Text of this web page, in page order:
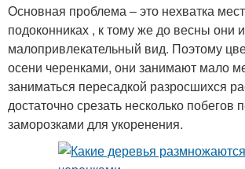
Основная проблема – это нехватка
подоконниках , к тому же до весны они
малопривлекательный вид. Поэтому
осени черенками, они занимают мало
заниматься пересадкой разросшихся
достаточно срезать несколько побегов
заморозками для укоренения.